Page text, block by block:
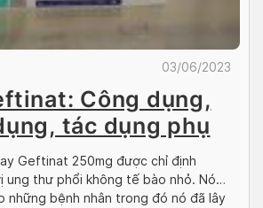
03/06/2023
Công dụng,
tác dụng phụ
Geftinat 250mg được chỉ định
ung thư phổi không tế bào nhỏ. Nó
những bệnh nhân trong đó nó đã lây